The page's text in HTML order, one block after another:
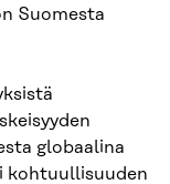
Suomesta
globaalina
kohtuullisuuden